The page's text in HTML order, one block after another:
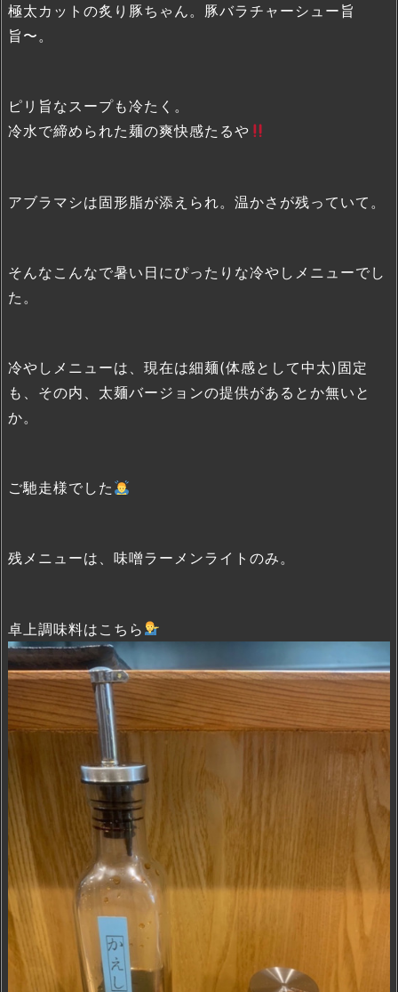
極太カットの炙り豚ちゃん。豚バラチャーシュー旨
旨〜。
ピリ旨なスープも冷たく。
冷水で締められた麺の爽快感たるや
アブラマシは固形脂が添えられ。温かさが残っていて。
そんなこんなで暑い日にぴったりな冷やしメニューでし
た。
冷やしメニューは、現在は細麺(体感として中太)固定
も、その内、太麺バージョンの提供があるとか無いと
か。
ご馳走様でした
残メニューは、味噌ラーメンライトのみ。
卓上調味料はこちら